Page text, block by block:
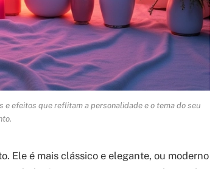
efeitos que reflitam a personalidade e o tema do seu
Ele é mais clássico e elegante, ou moderno